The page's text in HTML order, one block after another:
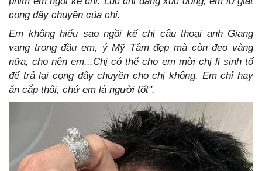
cọng dây chuyền của chị.
Em không hiểu sao ngồi kế chị câu thoại anh Giang
vang trong đầu em, ý Mỹ Tâm đẹp mà còn đeo vàng
nữa, cho nên em...Chị có thể cho em mời chị li sinh tố
để trả lại cọng dây chuyền cho chị không. Em chỉ hay
ăn cắp thôi, chứ em là người tốt".